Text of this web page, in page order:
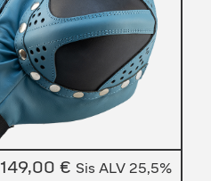
149,00€ Sis ALV 25,5%